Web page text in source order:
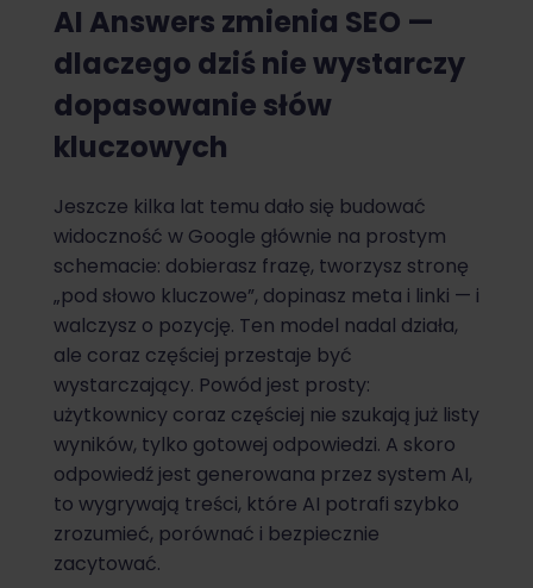
AI Answers zmienia SEO —
dlaczego dziś nie wystarczy
dopasowanie słów
kluczowych
Jeszcze kilka lat temu dało się budować
widoczność w Google głównie na prostym
schemacie: dobierasz frazę, tworzysz stronę
„pod słowo kluczowe”, dopinasz meta i linki — i
walczysz o pozycję. Ten model nadal działa,
ale coraz częściej przestaje być
wystarczający. Powód jest prosty:
użytkownicy coraz częściej nie szukają już listy
wyników, tylko gotowej odpowiedzi. A skoro
odpowiedź jest generowana przez system AI,
to wygrywają treści, które AI potrafi szybko
zrozumieć, porównać i bezpiecznie
zacytować.